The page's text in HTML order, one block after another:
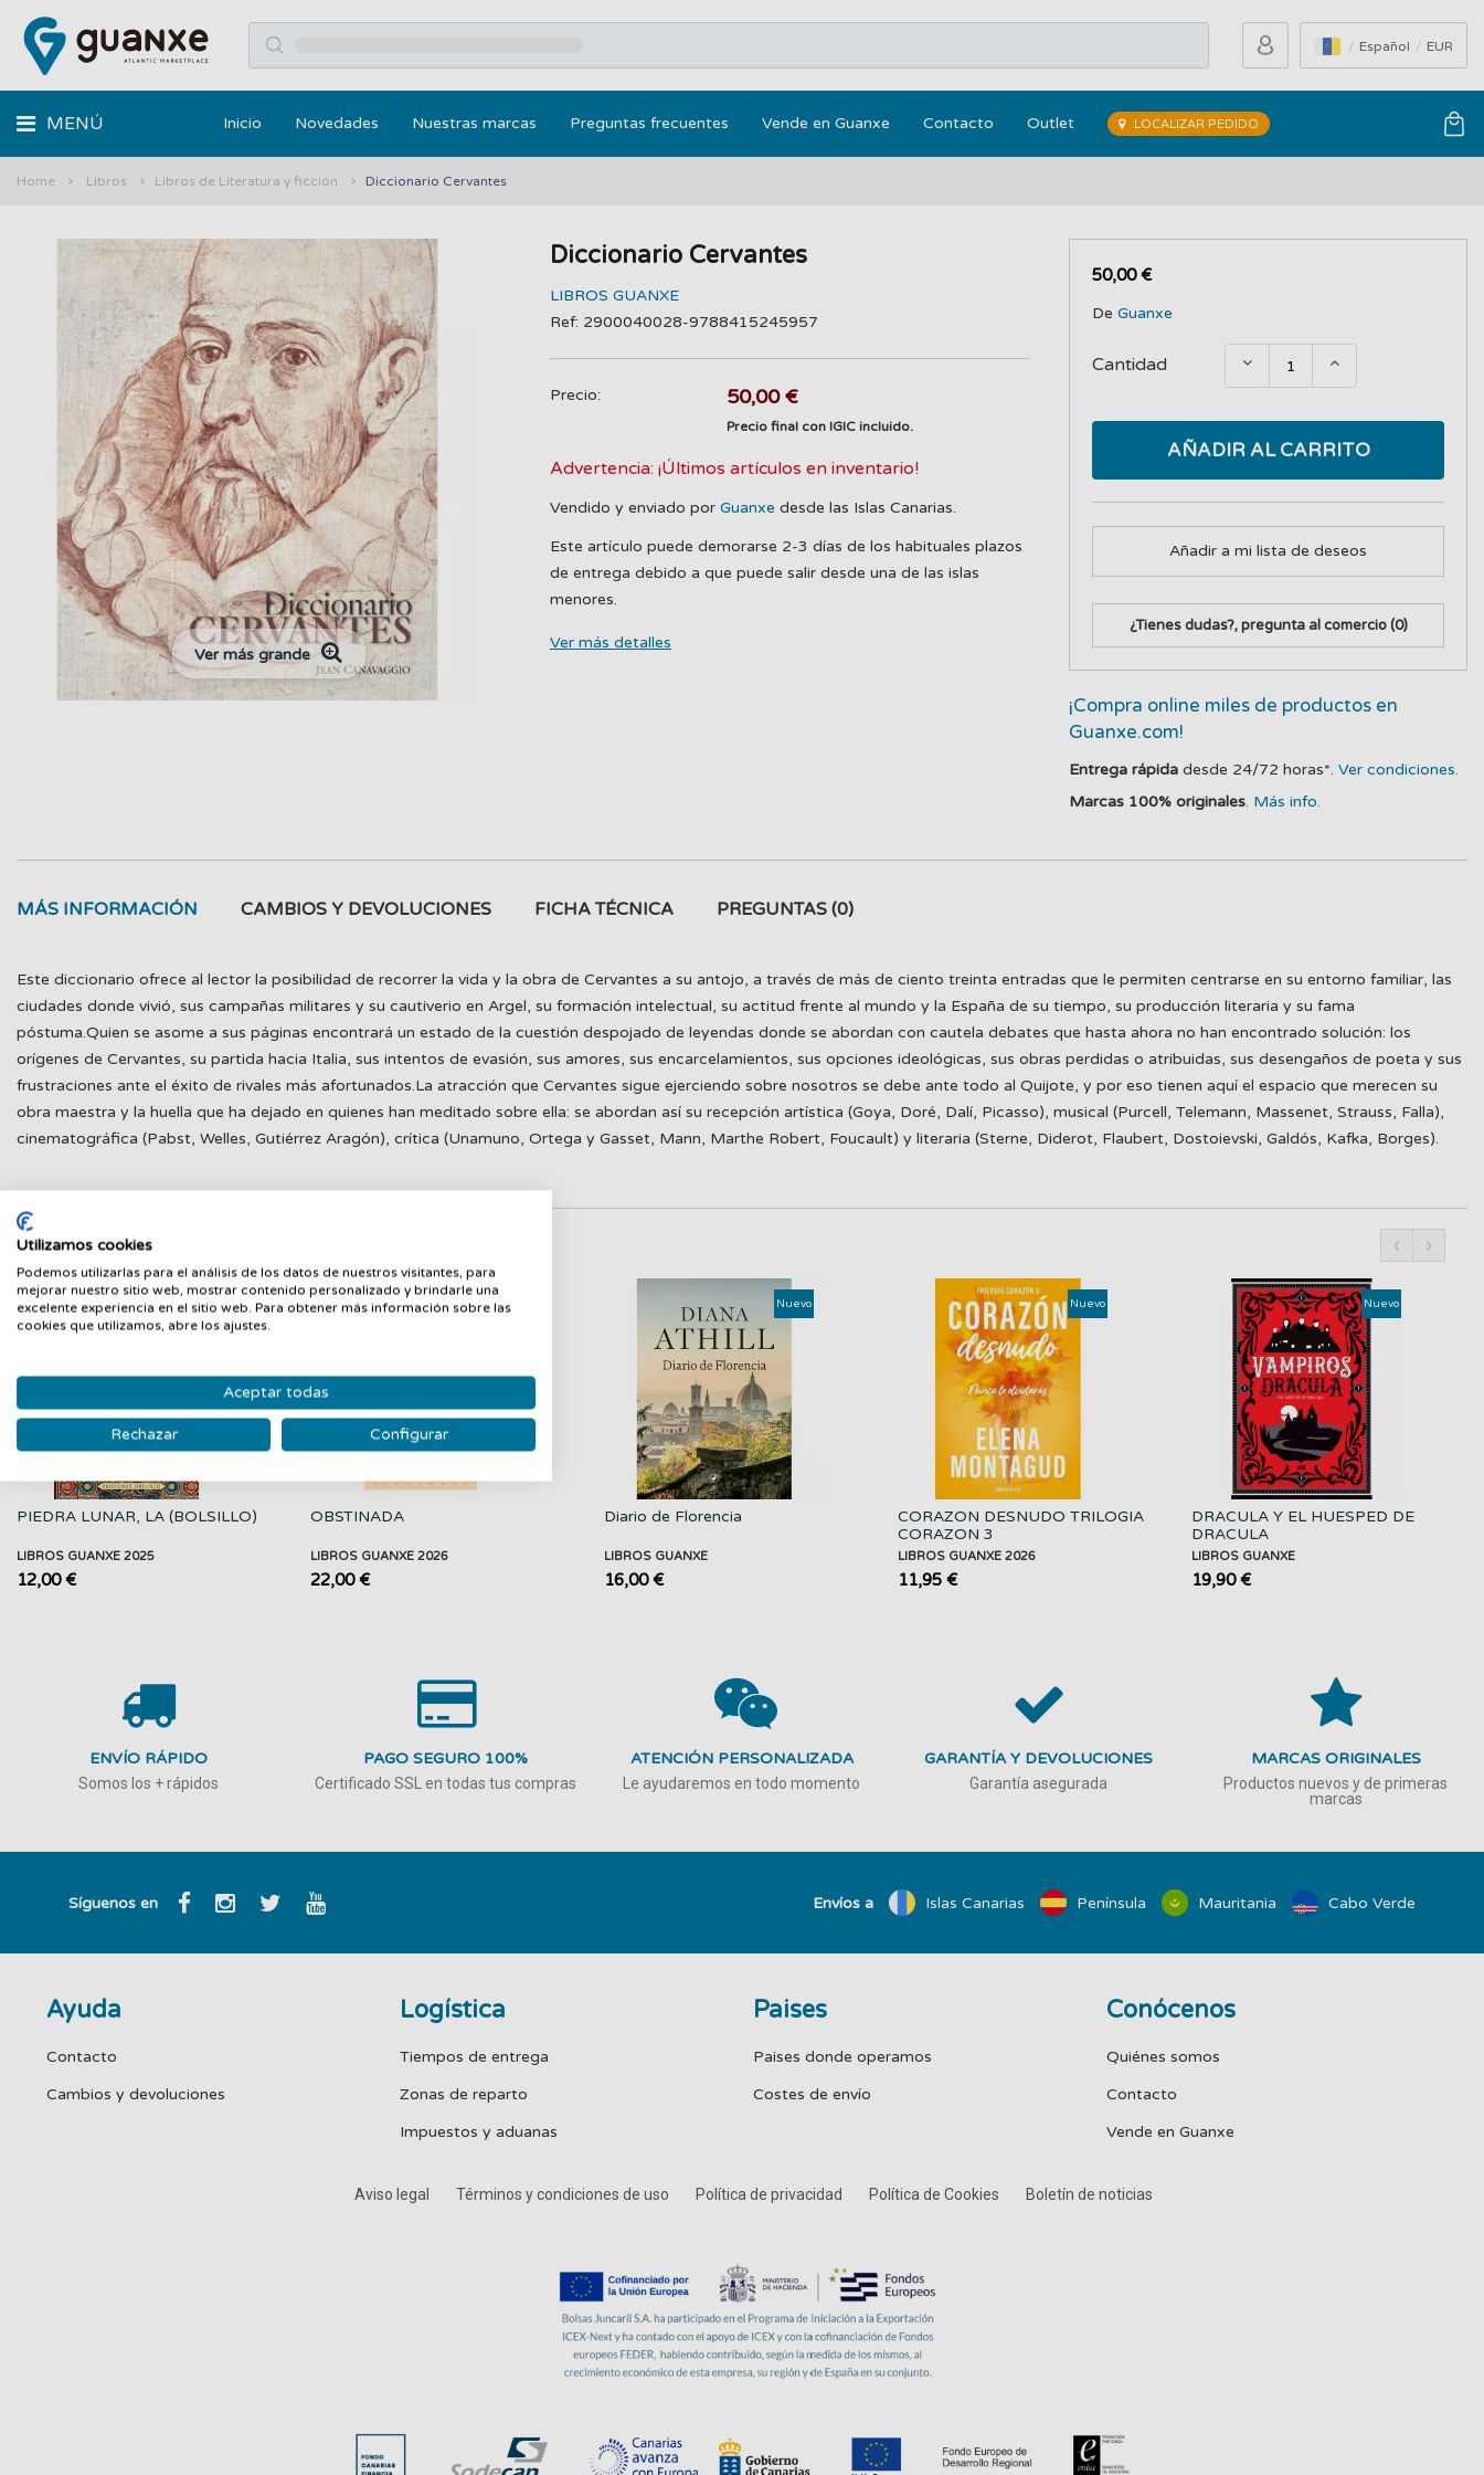
Español EUR
MENÚ Inicio Novedades Nuestras marcas Preguntas frecuentes Vende en Guanxe Contacto Outlet LOCALIZAR PEDIDO
Home Libros Libros de Literatura y ficción Diccionario Cervantes
Ver más grande
Diccionario Cervantes
LIBROS GUANXE
Ref: 2900040028-9788415245957
Precio: 50,00 €
Precio final con IGIC incluido.
Advertencia: ¡Últimos artículos en inventario!
Vendido y enviado por Guanxe desde las Islas Canarias.
Este artículo puede demorarse 2-3 días de los habituales plazos
de entrega debido a que puede salir desde una de las islas
menores.
Ver más detalles
50,00 €
DeGuanxe
Cantidad
AÑADIR AL CARRITO
Añadir a mi lista de deseos
¿Tienes dudas?, pregunta al comercio(0)
¡Compra online miles de productos en
Guanxe.com!
Entrega rápida desde 24/72 horas*.Ver condiciones.
Marcas 100% originales. Más info.
MÁS INFORMACIÓN CAMBIOS Y DEVOLUCIONES FICHA TÉCNICA PREGUNTAS (0)
Este diccionario ofrece al lector la posibilidad de recorrer la vida y la obra de Cervantes a su antojo, a través de más de ciento treinta entradas que le permiten centrarse en su entorno familiar, las
ciudades donde vivió, sus campañas militares y su cautiverio en Argel, su formación intelectual, su actitud frente al mundo y la España de su tiempo, su producción literaria y su fama
póstuma.Quien se asome a sus páginas encontrará un estado de la cuestión despojado de leyendas donde se abordan con cautela debates que hasta ahora no han encontrado solución: los
orígenes de Cervantes, su partida hacia Italia, sus intentos de evasión, sus amores, sus encarcelamientos, sus opciones ideológicas, sus obras perdidas o atribuidas, sus desengaños de poeta y sus
frustraciones ante el éxito de rivales más afortunados.La atracción que Cervantes sigue ejerciendo sobre nosotros se debe ante todo al Quijote, y por eso tienen aquí el espacio que merecen su
obra maestra y la huella que ha dejado en quienes han meditado sobre ella: se abordan así su recepción artística (Goya, Doré, Dalí, Picasso), musical (Purcell, Telemann, Massenet, Strauss, Falla),
cinematográfica (Pabst, Welles, Gutiérrez Aragón), crítica (Unamuno, Ortega y Gasset, Mann, Marthe Robert, Foucault) y literaria (Sterne, Diderot, Flaubert, Dostoievski, Galdós, Kafka, Borges).
PRODUCTOS RELACIONADOS ‹ ›
Nuevo
PIEDRA LUNAR, LA (BOLSILLO)
LIBROS GUANXE 2025
12,00 €
Nuevo
OBSTINADA
LIBROS GUANXE 2026
22,00 €
Nuevo
Diario de Florencia
LIBROS GUANXE
16,00 €
Nuevo
CORAZON DESNUDO TRILOGIA
CORAZON 3
LIBROS GUANXE 2026
11,95 €
Nuevo
DRACULA Y EL HUESPED DE
DRACULA
LIBROS GUANXE
19,90 €
ENVÍO RÁPIDO
Somos los + rápidos
PAGO SEGURO 100%
Certificado SSL en todas tus compras
ATENCIÓN PERSONALIZADA
Le ayudaremos en todo momento
GARANTÍA Y DEVOLUCIONES
Garantía asegurada
MARCAS ORIGINALES
Productos nuevos y de primeras
marcas
Síguenos en Envíos a Islas Canarias Península Mauritania Cabo Verde
Ayuda
Contacto
Cambios y devoluciones
Logística
Tiempos de entrega
Zonas de reparto
Impuestos y aduanas
Paises
Paises donde operamos
Costes de envío
Conócenos
Quiénes somos
Contacto
Vende en Guanxe
Aviso legal Términos y condiciones de uso Política de privacidad Política de Cookies Boletín de noticias
Utilizamos cookies
Podemos utilizarlas para el análisis de los datos de nuestros visitantes, para
mejorar nuestro sitio web, mostrar contenido personalizado y brindarle una
excelente experiencia en el sitio web. Para obtener más información sobre las
cookies que utilizamos, abre los ajustes.
Aceptar todas
Rechazar Configurar